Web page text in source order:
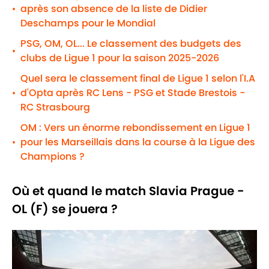
• après son absence de la liste de Didier
Deschamps pour le Mondial
•
PSG, OM, OL... Le classement des budgets des
clubs de Ligue 1 pour la saison 2025-2026
•
Quel sera le classement final de Ligue 1 selon l'I.A
d'Opta après RC Lens - PSG et Stade Brestois -
RC Strasbourg
•
OM : Vers un énorme rebondissement en Ligue 1
pour les Marseillais dans la course à la Ligue des
Champions ?
Où et quand le match Slavia Prague -
OL (F) se jouera ?